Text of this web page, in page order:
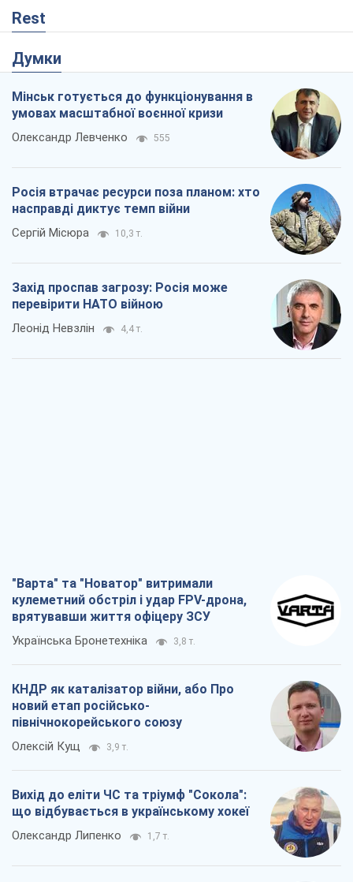
Rest
Думки
Мінськ готується до функціонування в
умовах масштабної воєнної кризи
Олександр Левченко 555
Росія втрачає ресурси поза планом: хто
насправді диктує темп війни
Сергій Місюра 10,3 т.
Захід проспав загрозу: Росія може
перевірити НАТО війною
Леонід Невзлін 4,4 т.
"Варта" та "Новатор" витримали
кулеметний обстріл і удар FPV-дрона,
врятувавши життя офіцеру ЗСУ
Українська Бронетехніка 3,8 т.
КНДР як каталізатор війни, або Про
новий етап російсько-
північнокорейського союзу
Олексій Кущ 3,9 т.
Вихід до еліти ЧС та тріумф "Сокола":
що відбувається в українському хокеї
Олександр Липенко 1,7 т.